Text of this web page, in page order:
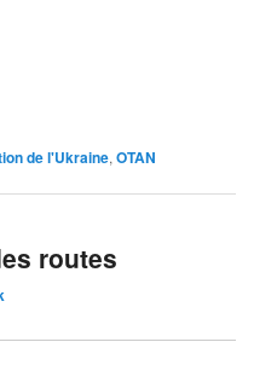
de l'Ukraine,OTAN
routes